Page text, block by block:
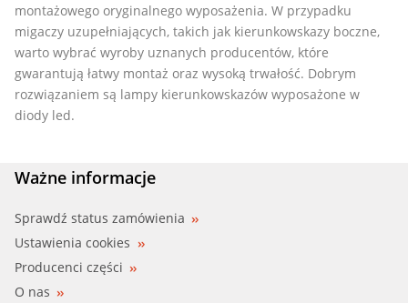
montażowego oryginalnego wyposażenia. W przypadku
migaczy uzupełniających, takich jak kierunkowskazy boczne,
warto wybrać wyroby uznanych producentów, które
gwarantują łatwy montaż oraz wysoką trwałość. Dobrym
rozwiązaniem są lampy kierunkowskazów wyposażone w
diody led.
Ważne informacje
Sprawdź status zamówienia
Ustawienia cookies
Producenci części
O nas